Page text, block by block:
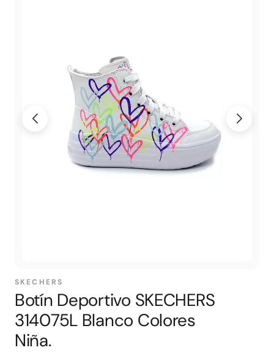
SKECHERS
Botín Deportivo SKECHERS
314075L Blanco Colores
Niña.